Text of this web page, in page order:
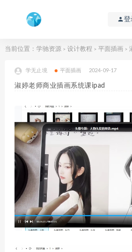
登
当前位置： 学驰资源 > 设计教程 > 平面插画 >
学无止境 平面插画 2024-09-17
淑婷老师商业插画系统课ipad